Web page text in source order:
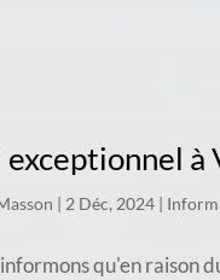
exceptionnel à
| 2 Déc, 2024 |
qu'en raison